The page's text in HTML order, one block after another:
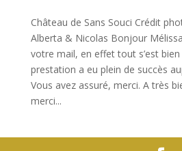
Château de Sans Souci Crédit
Alberta & Nicolas Bonjour
votre mail, en effet tout s’est
prestation a eu plein de succès
Vous avez assuré, merci. A très
merci...